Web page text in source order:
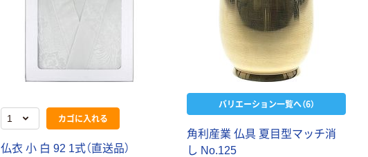
カゴに入れる
仏衣 小 白 92 1式（直送品）
バリエーション一覧へ（6）
角利産業 仏具 夏目型マッチ消
し No.125